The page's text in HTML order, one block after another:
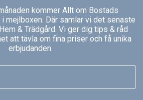
kommer Allt om Bostads
mejlboxen. Där samlar vi det senaste
& Trädgård. Vi ger dig tips & råd
att tävla om fina priser och få unika
erbjudanden.